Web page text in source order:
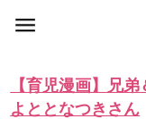
【育児漫画】兄
よととなつきさん